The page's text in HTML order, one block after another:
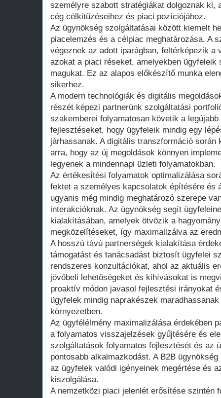
személyre szabott stratégiákat dolgoznak ki,
cég célkitűzéseihez és piaci pozíciójához.
Az ügynökség szolgáltatásai között kiemelt
piacelemzés és a célpiac meghatározása. A
végeznek az adott iparágban, feltérképezik
azokat a piaci réseket, amelyekben ügyfeleik
magukat. Ez az alapos előkészítő munka
sikerhez.
A modern technológiák és digitális
részét képezi partnerünk szolgáltatási
szakemberei folyamatosan követik a
fejlesztéseket, hogy ügyfeleik mindig egy
járhassanak. A digitális transzformáció során
arra, hogy az új megoldások könnyen
legyenek a mindennapi üzleti folyamatokban.
Az értékesítési folyamatok optimalizálása
fektet a személyes kapcsolatok építésére és
ugyanis még mindig meghatározó szerepe
interakcióknak. Az ügynökség segít
kialakításában, amelyek ötvözik a
megközelítéseket, így maximalizálva az
A hosszú távú partnerségek kialakítása
támogatást és tanácsadást biztosít ügyfelei
rendszeres konzultációkat, ahol az aktuális
jövőbeli lehetőségeket és kihívásokat is
proaktív módon javasol fejlesztési irányokat
ügyfelek mindig naprakészek
környezetben.
Az ügyfélélmény maximalizálása érdekében
a folyamatos visszajelzések gyűjtésére és
szolgáltatások folyamatos fejlesztését és az
pontosabb alkalmazkodást. A B2B
az ügyfelek valódi igényeinek megértése és
kiszolgálása.
A nemzetközi piaci jelenlét erősítése szintén